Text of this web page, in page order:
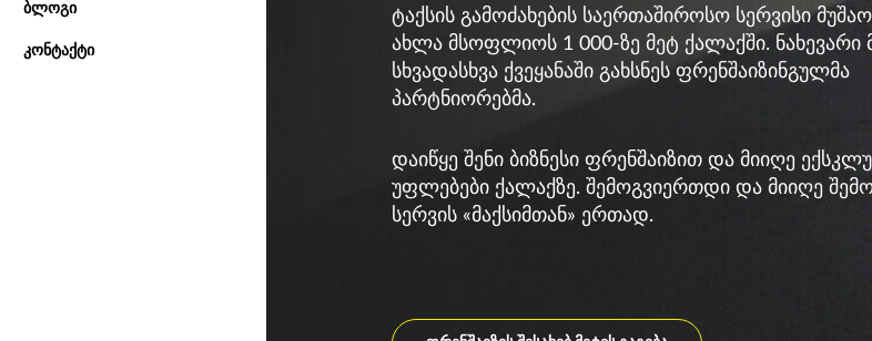
ბლოგი
კონტაქტი
ტაქსის გამოძახების საერთაშიროსო სერვისი
ახლა მსოფლიოს 1 000-ზე მეტ ქალაქში. ნახევარი
სხვადასხვა ქვეყანაში გახსნეს ფრენშაიზინგულმა
პარტნიორებმა.
დაიწყე შენი ბიზნესი ფრენშაიზით და მიიღე
უფლებები ქალაქზე. შემოგვიერთდი და მიიღე
სერვის «მაქსიმთან» ერთად.